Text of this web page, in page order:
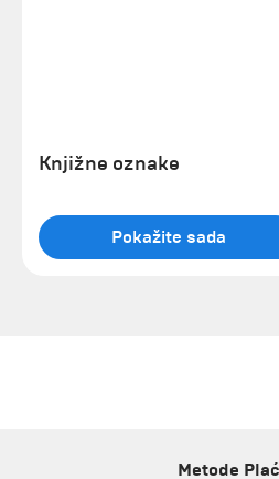
Knjižne oznake
Pokažite sada
Metode